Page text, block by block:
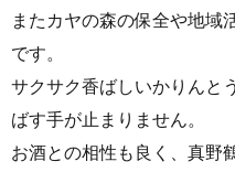
またカヤの森の保全や地域
です。
サクサク香ばしいかりんと
ばす手が止まりません。
お酒との相性も良く、真野